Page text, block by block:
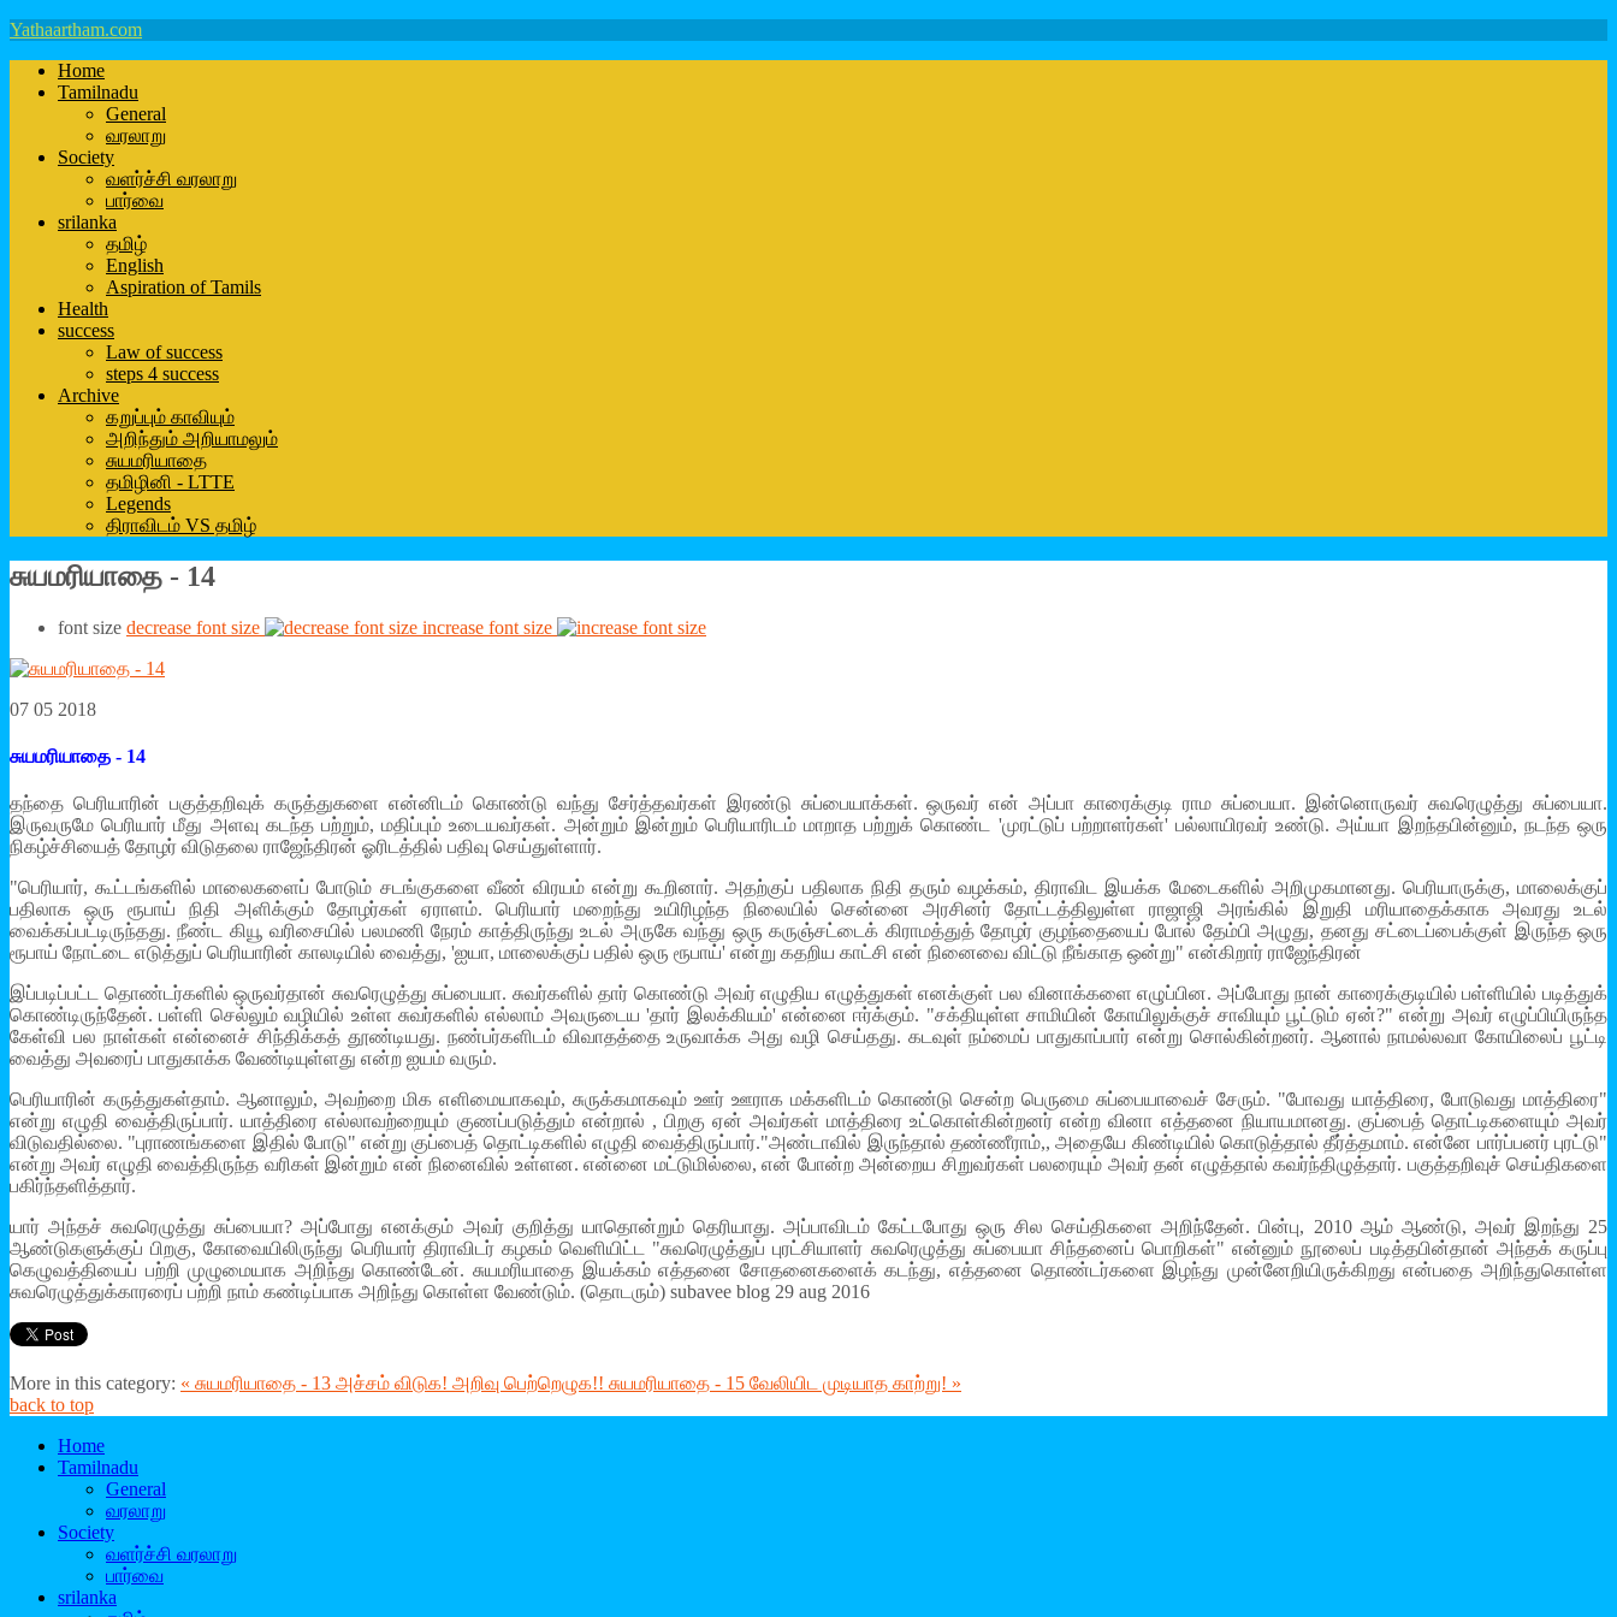
Yathaartham.com
Home
Tamilnadu
General
வரலாறு
Society
வளர்ச்சி வரலாறு
பார்வை
srilanka
தமிழ்
English
Aspiration of Tamils
Health
success
Law of success
steps 4 success
Archive
கறுப்பும் காவியும்
அறிந்தும் அறியாமலும்
சுயமரியாதை
தமிழினி - LTTE
Legends
திராவிடம் VS தமிழ்
சுயமரியாதை - 14
font size decrease font size increase font size
07 05 2018
சுயமரியாதை - 14
தந்தை பெரியாரின் பகுத்தறிவுக் கருத்துகளை என்னிடம் கொண்டு வந்து சேர்த்தவர்கள் இரண்டு சுப்பையாக்கள். ஒருவர் என் அப்பா காரைக்குடி ராம சுப்பையா. இன்னொருவர் சுவரெழுத்து சுப்பையா.
இருவருமே பெரியார் மீது அளவு கடந்த பற்றும், மதிப்பும் உடையவர்கள். அன்றும் இன்றும் பெரியாரிடம் மாறாத பற்றுக் கொண்ட 'முரட்டுப் பற்றாளர்கள்' பல்லாயிரவர் உண்டு. அய்யா இறந்தபின்னும், நடந்த ஒரு
நிகழ்ச்சியைத் தோழர் விடுதலை ராஜேந்திரன் ஓரிடத்தில் பதிவு செய்துள்ளார்.
"பெரியார், கூட்டங்களில் மாலைகளைப் போடும் சடங்குகளை வீண் விரயம் என்று கூறினார். அதற்குப் பதிலாக நிதி தரும் வழக்கம், திராவிட இயக்க மேடைகளில் அறிமுகமானது. பெரியாருக்கு, மாலைக்குப்
பதிலாக ஒரு ரூபாய் நிதி அளிக்கும் தோழர்கள் ஏராளம். பெரியார் மறைந்து உயிரிழந்த நிலையில் சென்னை அரசினர் தோட்டத்திலுள்ள ராஜாஜி அரங்கில் இறுதி மரியாதைக்காக அவரது உடல்
வைக்கப்பட்டிருந்தது. நீண்ட கியூ வரிசையில் பலமணி நேரம் காத்திருந்து உடல் அருகே வந்து ஒரு கருஞ்சட்டைக் கிராமத்துத் தோழர் குழந்தையைப் போல் தேம்பி அழுது, தனது சட்டைப்பைக்குள் இருந்த ஒரு
ரூபாய் நோட்டை எடுத்துப் பெரியாரின் காலடியில் வைத்து, 'ஐயா, மாலைக்குப் பதில் ஒரு ரூபாய்' என்று கதறிய காட்சி என் நினைவை விட்டு நீங்காத ஒன்று" என்கிறார் ராஜேந்திரன்
இப்படிப்பட்ட தொண்டர்களில் ஒருவர்தான் சுவரெழுத்து சுப்பையா. சுவர்களில் தார் கொண்டு அவர் எழுதிய எழுத்துகள் எனக்குள் பல வினாக்களை எழுப்பின. அப்போது நான் காரைக்குடியில் பள்ளியில் படித்துக்
கொண்டிருந்தேன். பள்ளி செல்லும் வழியில் உள்ள சுவர்களில் எல்லாம் அவருடைய 'தார் இலக்கியம்' என்னை ஈர்க்கும். "சக்தியுள்ள சாமியின் கோயிலுக்குச் சாவியும் பூட்டும் ஏன்?" என்று அவர் எழுப்பியிருந்த
கேள்வி பல நாள்கள் என்னைச் சிந்திக்கத் தூண்டியது. நண்பர்களிடம் விவாதத்தை உருவாக்க அது வழி செய்தது. கடவுள் நம்மைப் பாதுகாப்பார் என்று சொல்கின்றனர். ஆனால் நாமல்லவா கோயிலைப் பூட்டி
வைத்து அவரைப் பாதுகாக்க வேண்டியுள்ளது என்ற ஐயம் வரும்.
பெரியாரின் கருத்துகள்தாம். ஆனாலும், அவற்றை மிக எளிமையாகவும், சுருக்கமாகவும் ஊர் ஊராக மக்களிடம் கொண்டு சென்ற பெருமை சுப்பையாவைச் சேரும். "போவது யாத்திரை, போடுவது மாத்திரை"
என்று எழுதி வைத்திருப்பார். யாத்திரை எல்லாவற்றையும் குணப்படுத்தும் என்றால் , பிறகு ஏன் அவர்கள் மாத்திரை உட்கொள்கின்றனர் என்ற வினா எத்தனை நியாயமானது. குப்பைத் தொட்டிகளையும் அவர்
விடுவதில்லை. "புராணங்களை இதில் போடு" என்று குப்பைத் தொட்டிகளில் எழுதி வைத்திருப்பார்."அண்டாவில் இருந்தால் தண்ணீராம்,, அதையே கிண்டியில் கொடுத்தால் தீர்த்தமாம். என்னே பார்ப்பனர் புரட்டு"
என்று அவர் எழுதி வைத்திருந்த வரிகள் இன்றும் என் நினைவில் உள்ளன. என்னை மட்டுமில்லை, என் போன்ற அன்றைய சிறுவர்கள் பலரையும் அவர் தன் எழுத்தால் கவர்ந்திழுத்தார். பகுத்தறிவுச் செய்திகளை
பகிர்ந்தளித்தார்.
யார் அந்தச் சுவரெழுத்து சுப்பையா? அப்போது எனக்கும் அவர் குறித்து யாதொன்றும் தெரியாது. அப்பாவிடம் கேட்டபோது ஒரு சில செய்திகளை அறிந்தேன். பின்பு, 2010 ஆம் ஆண்டு, அவர் இறந்து 25
ஆண்டுகளுக்குப் பிறகு, கோவையிலிருந்து பெரியார் திராவிடர் கழகம் வெளியிட்ட "சுவரெழுத்துப் புரட்சியாளர் சுவரெழுத்து சுப்பையா சிந்தனைப் பொறிகள்" என்னும் நூலைப் படித்தபின்தான் அந்தக் கருப்பு
கெழுவத்தியைப் பற்றி முழுமையாக அறிந்து கொண்டேன். சுயமரியாதை இயக்கம் எத்தனை சோதனைகளைக் கடந்து, எத்தனை தொண்டர்களை இழந்து முன்னேறியிருக்கிறது என்பதை அறிந்துகொள்ள
சுவரெழுத்துக்காரரைப் பற்றி நாம் கண்டிப்பாக அறிந்து கொள்ள வேண்டும். (தொடரும்) subavee blog 29 aug 2016
More in this category: « சுயமரியாதை - 13 அச்சம் விடுக! அறிவு பெற்றெழுக!! சுயமரியாதை - 15 வேலியிட முடியாத காற்று! »
back to top
Home
Tamilnadu
General
வரலாறு
Society
வளர்ச்சி வரலாறு
பார்வை
srilanka